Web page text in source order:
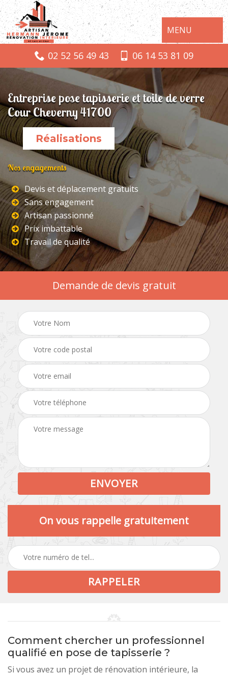
MENU
02 52 56 49 43 06 14 53 81 09
Entreprise pose tapisserie et toile de verre
Cour Cheverny 41700
Réalisations
Nos engagements
Devis et déplacement gratuits
Sans engagement
Artisan passionné
Prix imbattable
Travail de qualité
Demande de devis gratuit
On vous rappelle gratuitement
Comment chercher un professionnel
qualifié en pose de tapisserie ?
Si vous avez un projet de rénovation intérieure, la